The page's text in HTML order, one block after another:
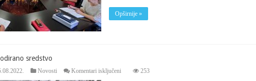
Opširnije »
sredstvo
Novosti Komentari isključeniza
253